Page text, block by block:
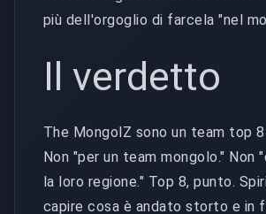
più dell'orgoglio di farcela "nel
Il verdetto
The MongolZ sono un team top
Non "per un team mongolo." Non
la loro regione." Top 8, punto.
capire cosa è andato storto e in